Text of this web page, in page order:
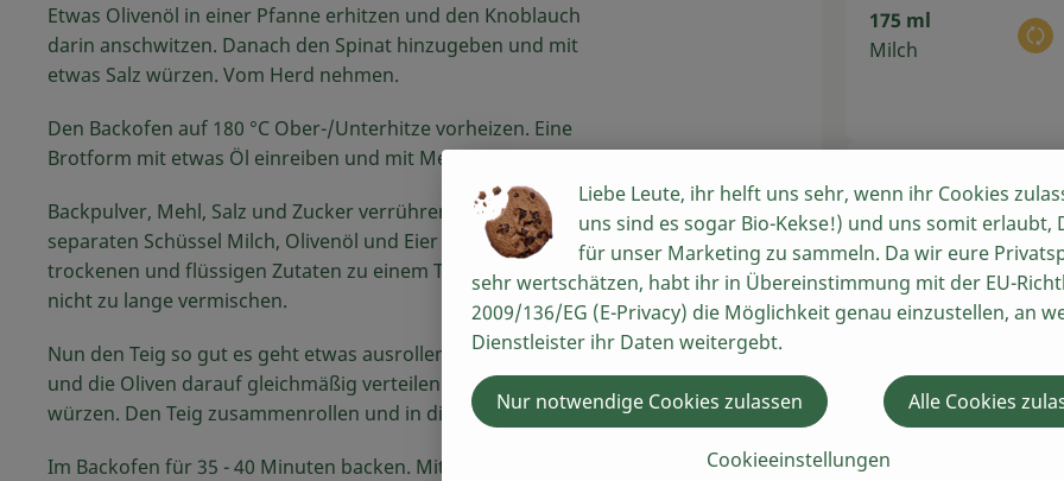
Etwas Olivenöl in einer Pfanne erhitzen und den Knoblauch
darin anschwitzen. Danach den Spinat hinzugeben und mit
etwas Salz würzen. Vom Herd nehmen.
Den Backofen auf 180 °C Ober-/Unterhitze vorheizen. Eine
Brotform mit etwas Öl einreiben und mit Mehl bestäuben.
Backpulver, Mehl, Salz und Zucker verrühren. In einer
separaten Schüssel Milch, Olivenöl und Eier verquirlen. Die
trockenen und flüssigen Zutaten zu einem Teig kneten, aber
nicht zu lange vermischen.
Nun den Teig so gut es geht etwas ausrollen. Den Spinat
und die Oliven darauf gleichmäßig verteilen. Mit Pfeffer
würzen. Den Teig zusammenrollen und in die Form legen.
Im Backofen für 35 - 40 Minuten backen. Mit einem
175 ml
Milch
1 Stk
Eier (2 Stück)
Du hast
Liebe Leute, ihr helft uns sehr, wenn ihr Cookies
uns sind es sogar Bio-Kekse!) und uns somit erlaubt,
für unser Marketing zu sammeln. Da wir eure
sehr wertschätzen, habt ihr in Übereinstimmung mit der EU-
2009/136/EG (E-Privacy) die Möglichkeit genau einzustellen, an
Dienstleister ihr Daten weitergebt.
Cookieeinstellungen
Nur notwendige Cookies zulassen Alle Cookies